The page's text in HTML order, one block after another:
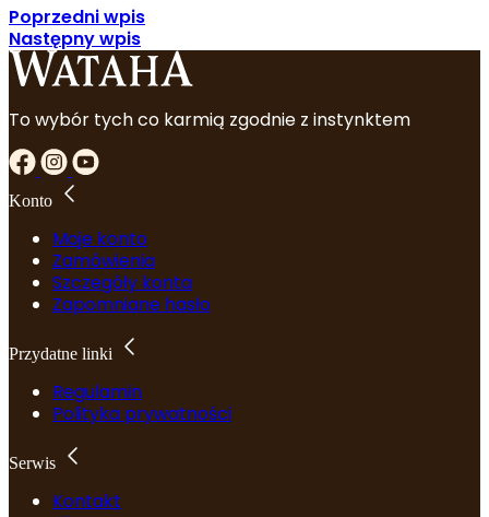
Poprzedni wpis
Następny wpis
To wybór tych co karmią zgodnie z instynktem
Konto
Moje konto
Zamówienia
Szczegóły konta
Zapomniane hasło
Przydatne linki
Regulamin
Polityka prywatności
Serwis
Kontakt